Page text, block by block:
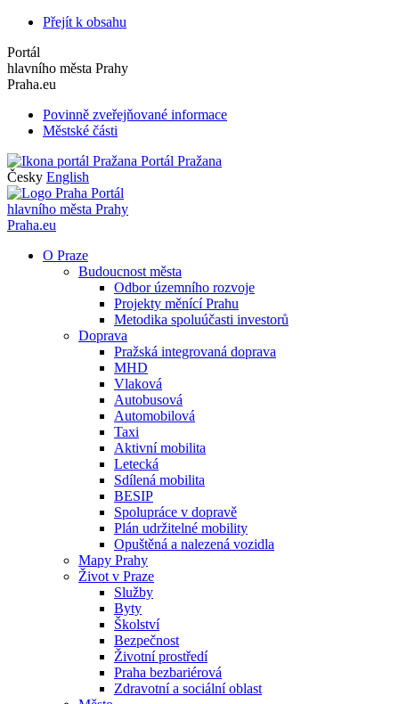
Přejít k obsahu
Portál
hlavního města Prahy
Praha.eu
Povinně zveřejňované informace
Městské části
Portál Pražana
Česky English
Portál
hlavního města Prahy
Praha.eu
O Praze
Budoucnost města
Odbor územního rozvoje
Projekty měnící Prahu
Metodika spoluúčasti investorů
Doprava
Pražská integrovaná doprava
MHD
Vlaková
Autobusová
Automobilová
Taxi
Aktivní mobilita
Letecká
Sdílená mobilita
BESIP
Spolupráce v dopravě
Plán udržitelné mobility
Opuštěná a nalezená vozidla
Mapy Prahy
Život v Praze
Služby
Byty
Školství
Bezpečnost
Životní prostředí
Praha bezbariérová
Zdravotní a sociální oblast